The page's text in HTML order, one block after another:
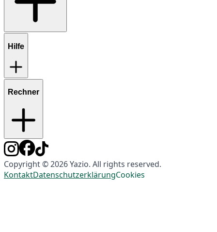
Hilfe
Rechner
Copyright © 2026 Yazio. All rights reserved.
KontaktDatenschutzerklärungCookies